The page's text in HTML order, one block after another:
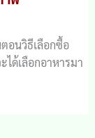
อนวิธีเลือกซื้อ
ได้เลือกอาหารมา